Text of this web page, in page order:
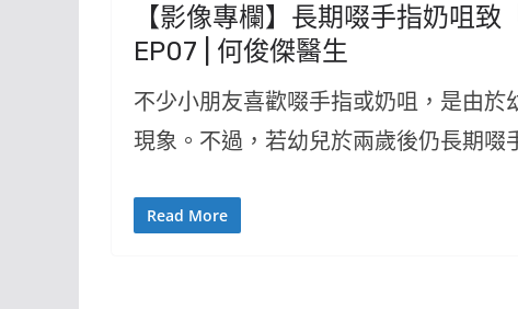
【影像專欄】長期啜手指奶咀
EP07 | 何俊傑醫生
不少小朋友喜歡啜手指或奶咀，是由
現象。不過，若幼兒於兩歲後仍長期啜
Read More